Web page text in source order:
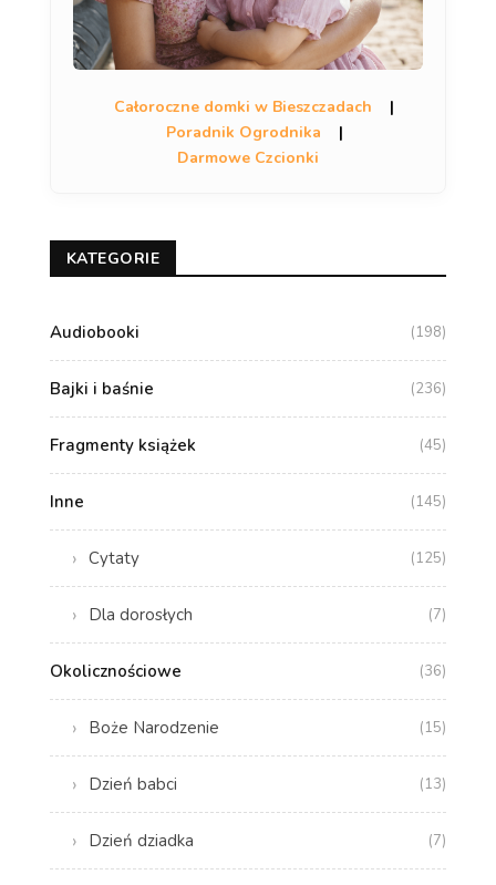
Całoroczne domki w Bieszczadach
|
Poradnik Ogrodnika
|
Darmowe Czcionki
KATEGORIE
Audiobooki (198)
Bajki i baśnie (236)
Fragmenty książek (45)
Inne (145)
Cytaty (125)
Dla dorosłych (7)
Okolicznościowe (36)
Boże Narodzenie (15)
Dzień babci (13)
Dzień dziadka (7)